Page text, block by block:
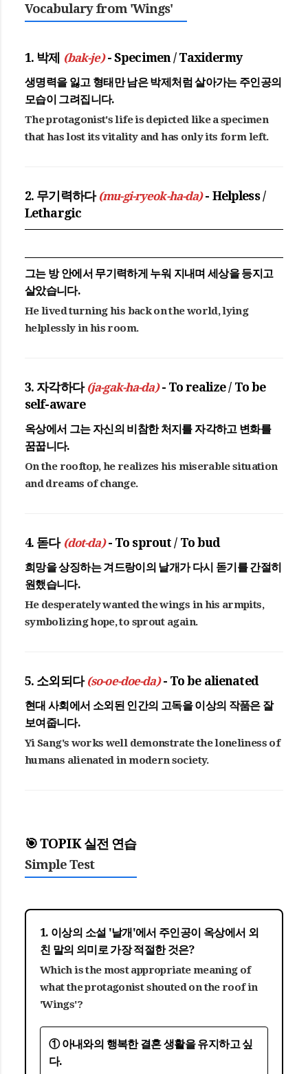
Vocabulary from 'Wings'
1. 박제 (bak-je)- Specimen / Taxidermy
생명력을 잃고 형태만 남은박제처럼 살아가는 주인공의
모습이 그려집니다.
The protagonist's life is depicted like a specimen
that has lost its vitality and has only its form left.
2. 무기력하다 (mu-gi-ryeok-ha-da)- Helpless /
Lethargic
그는 방 안에서 무기력하게 누워 지내며 세상을 등지고
살았습니다.
He lived turning his back on the world, lying
helplessly in his room.
3. 자각하다 (ja-gak-ha-da)- To realize / To be
self-aware
옥상에서 그는 자신의 비참한 처지를자각하고변화를
꿈꿉니다.
On the rooftop, he realizes his miserable situation
and dreams of change.
4. 돋다 (dot-da)- To sprout / To bud
희망을 상징하는 겨드랑이의 날개가 다시 돋기를간절히
원했습니다.
He desperately wanted the wings in his armpits,
symbolizing hope, to sprout again.
5. 소외되다 (so-oe-doe-da)- To be alienated
현대 사회에서 소외된 인간의 고독을 이상의 작품은 잘
보여줍니다.
Yi Sang's works well demonstrate the loneliness of
humans alienated in modern society.
🎯 TOPIK 실전 연습
Simple Test
1. 이상의 소설 '날개'에서 주인공이 옥상에서 외
친 말의 의미로 가장 적절한 것은?
Which is the most appropriate meaning of
what the protagonist shouted on the roof in
'Wings'?
① 아내와의 행복한 결혼 생활을 유지하고 싶
다.